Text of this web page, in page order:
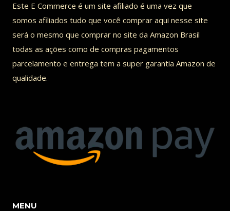
Este E Commerce é um site afiliado é uma vez que
somos afiliados tudo que você comprar aqui nesse site
será o mesmo que comprar no site da Amazon Brasil
todas as ações como de compras pagamentos
parcelamento e entrega tem a super garantia Amazon de
qualidade.
MENU